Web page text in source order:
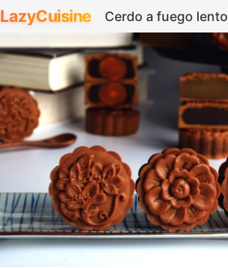
LazyCuisine Cerdo a fuego lento